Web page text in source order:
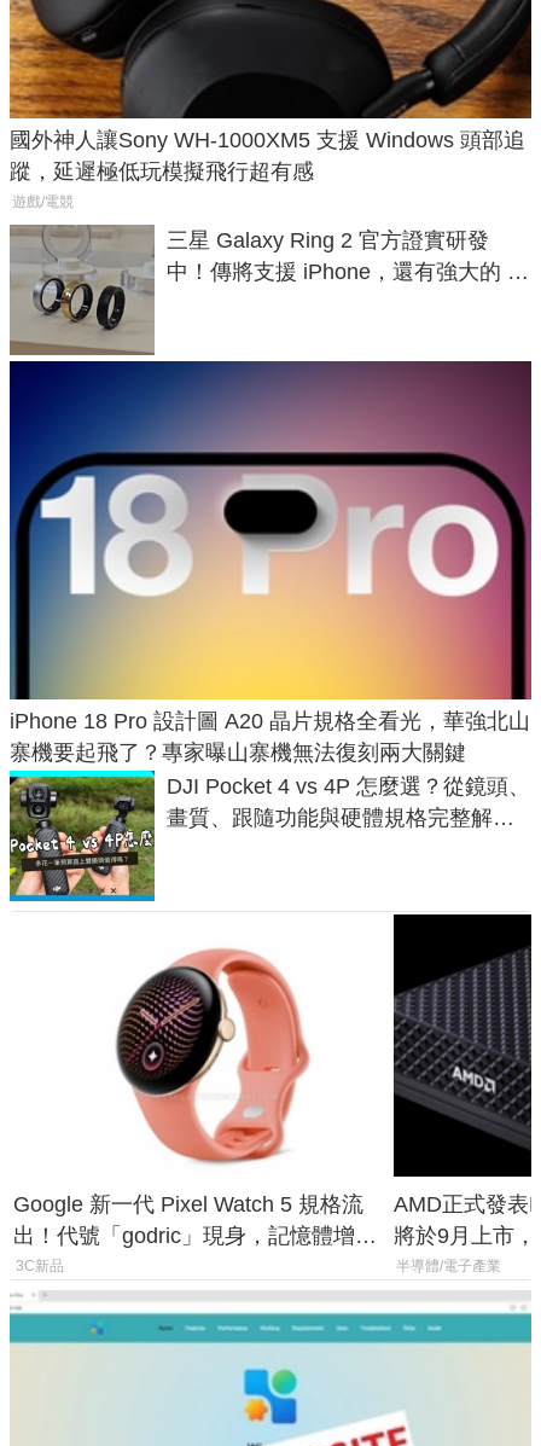
國外神人讓Sony WH-1000XM5 支援 Windows 頭部追
蹤，延遲極低玩模擬飛行超有感
遊戲/電競
三星 Galaxy Ring 2 官方證實研發
中！傳將支援 iPhone，還有強大的 AI
iPhone 18 Pro 設計圖 A20 晶片規格全看光，華強北山
寨機要起飛了？專家曝山寨機無法復刻兩大關鍵
DJI Pocket 4 vs 4P 怎麼選？從鏡頭、
畫質、跟隨功能與硬體規格完整解
Google 新一代 Pixel Watch 5 規格流
出！代號「godric」現身，記憶體增強
鎖定 AI 應用
3C新品
AMD正式發表
將於9月上市
Max系列處理
半導體/電子產業